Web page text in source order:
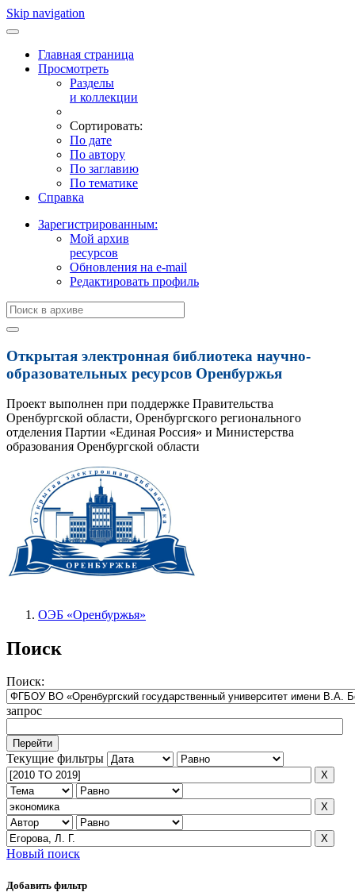
Skip navigation
Главная страница
Просмотреть
Разделы
и коллекции
Сортировать:
По дате
По автору
По заглавию
По тематике
Справка
Зарегистрированным:
Мой архив
ресурсов
Обновления на e-mail
Редактировать профиль
Открытая электронная библиотека научно-
образовательных ресурсов Оренбуржья
Проект выполнен при поддержке Правительства
Оренбургской области, Оренбургского регионального
отделения Партии «Единая Россия» и Министерства
образования Оренбургской области
ОЭБ «Оренбуржья»
Поиск
Поиск:
запрос
Текущие фильтры
Новый поиск
Добавить фильтр